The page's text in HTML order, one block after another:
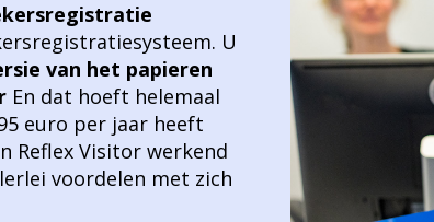
U
van het papieren
En dat hoeft helemaal
euro per jaar heeft
Reflex Visitor werkend
voordelen met zich